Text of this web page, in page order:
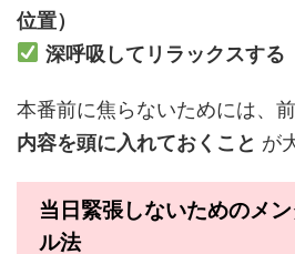
位置）
深呼吸してリラックスする
本番前に焦らないためには、
内容を頭に入れておくこと が
当日緊張しないためのメ
ル法